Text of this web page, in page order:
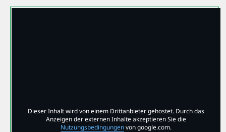
Dieser Inhalt wird von einem Drittanbieter gehostet. Durch das
Anzeigen der externen Inhalte akzeptieren Sie die
Nutzungsbedingungenvon google.com.